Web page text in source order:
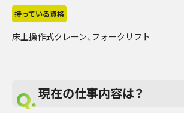
持っている資格
床上操作式クレーン、フォークリフト
現在の仕事内容は？